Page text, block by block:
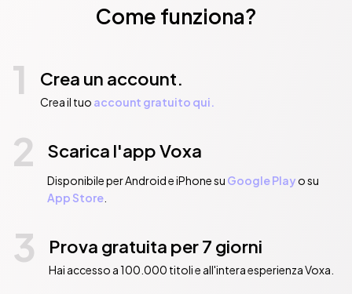
Come funziona?
1 Crea un account.
Crea il tuo account gratuito qui.
2 Scarica l'app Voxa
Disponibile per Android e iPhone su Google Playo su
App Store.
3 Prova gratuita per 7 giorni
Hai accesso a 100.000 titoli e all'intera esperienza Voxa.